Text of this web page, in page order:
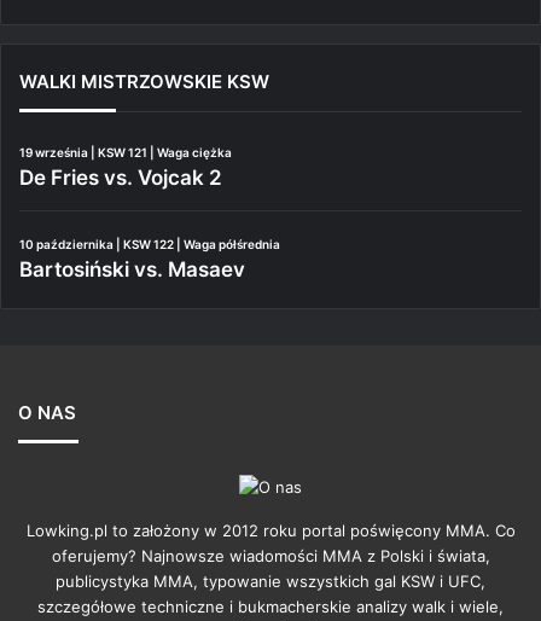
WALKI MISTRZOWSKIE KSW
19 września | KSW 121 | Waga ciężka
De Fries vs. Vojcak 2
10 października | KSW 122 | Waga półśrednia
Bartosiński vs. Masaev
O NAS
Lowking.pl to założony w 2012 roku portal poświęcony MMA. Co
oferujemy? Najnowsze wiadomości MMA z Polski i świata,
publicystyka MMA, typowanie wszystkich gal KSW i UFC,
szczegółowe techniczne i bukmacherskie analizy walk i wiele,